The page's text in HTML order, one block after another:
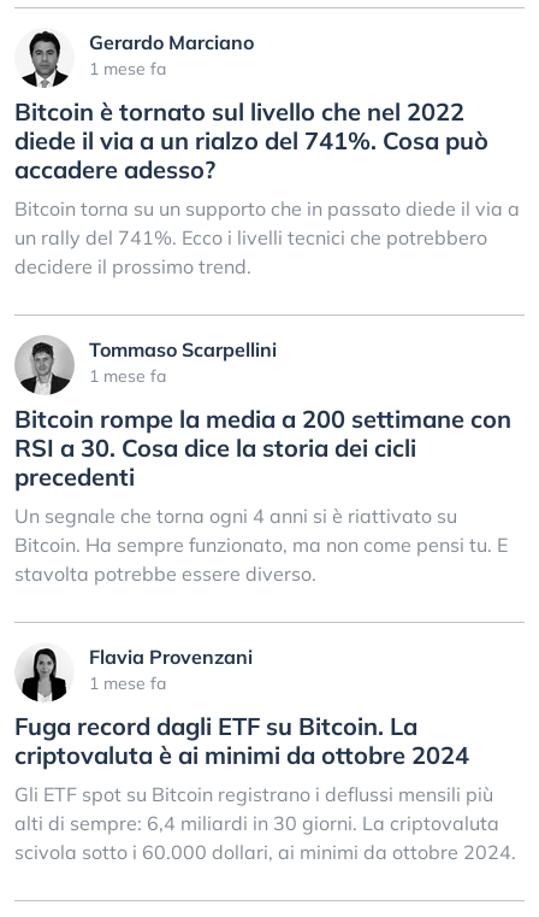
Gerardo Marciano
1 mese fa
Bitcoin è tornato sul livello che nel 2022
diede il via a un rialzo del 741%. Cosa può
accadere adesso?
Bitcoin torna su un supporto che in passato diede il via a
un rally del 741%. Ecco i livelli tecnici che potrebbero
decidere il prossimo trend.
Tommaso Scarpellini
1 mese fa
Bitcoin rompe la media a 200 settimane con
RSI a 30. Cosa dice la storia dei cicli
precedenti
Un segnale che torna ogni 4 anni si è riattivato su
Bitcoin. Ha sempre funzionato, ma non come pensi tu. E
stavolta potrebbe essere diverso.
Flavia Provenzani
1 mese fa
Fuga record dagli ETF su Bitcoin. La
criptovaluta è ai minimi da ottobre 2024
Gli ETF spot su Bitcoin registrano i deflussi mensili più
alti di sempre: 6,4 miliardi in 30 giorni. La criptovaluta
scivola sotto i 60.000 dollari, ai minimi da ottobre 2024.